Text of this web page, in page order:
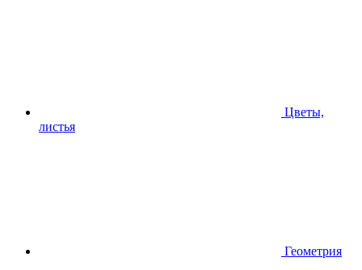
Цветы,
листья
Геометрия